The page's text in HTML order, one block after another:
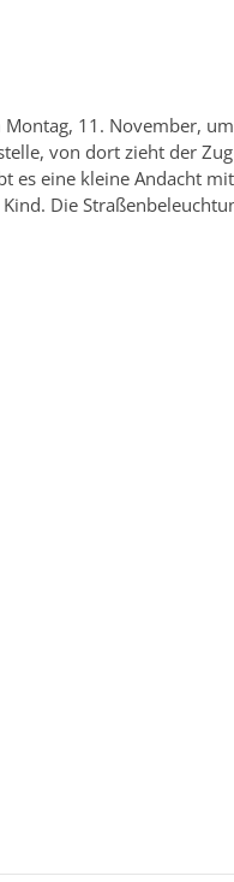
11. November,
von dort zieht der
es eine kleine Andacht
Die